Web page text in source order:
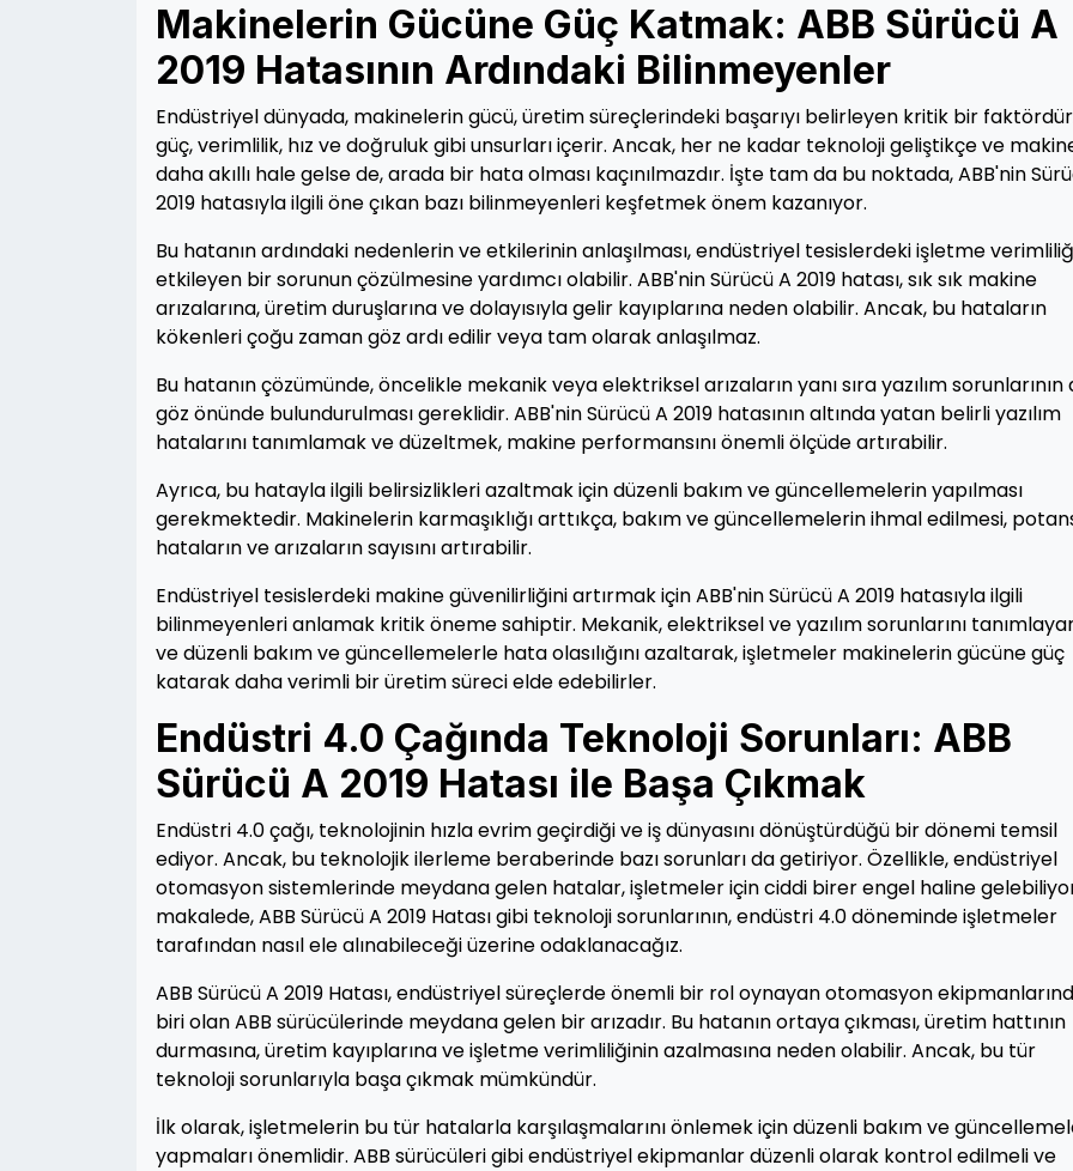
Makinelerin Gücüne Güç Katmak: ABB Sürücü A
2019 Hatasının Ardındaki Bilinmeyenler
Endüstriyel dünyada, makinelerin gücü, üretim süreçlerindeki başarıyı belirleyen kritik bir
güç, verimlilik, hız ve doğruluk gibi unsurları içerir. Ancak, her ne kadar teknoloji geliştikçe ve
daha akıllı hale gelse de, arada bir hata olması kaçınılmazdır. İşte tam da bu noktada, ABB'nin
2019 hatasıyla ilgili öne çıkan bazı bilinmeyenleri keşfetmek önem kazanıyor.
Bu hatanın ardındaki nedenlerin ve etkilerinin anlaşılması, endüstriyel tesislerdeki işletme
etkileyen bir sorunun çözülmesine yardımcı olabilir. ABB'nin Sürücü A 2019 hatası, sık sık makine
arızalarına, üretim duruşlarına ve dolayısıyla gelir kayıplarına neden olabilir. Ancak, bu hataların
kökenleri çoğu zaman göz ardı edilir veya tam olarak anlaşılmaz.
Bu hatanın çözümünde, öncelikle mekanik veya elektriksel arızaların yanı sıra yazılım sorunlarının
göz önünde bulundurulması gereklidir. ABB'nin Sürücü A 2019 hatasının altında yatan belirli yazılım
hatalarını tanımlamak ve düzeltmek, makine performansını önemli ölçüde artırabilir.
Ayrıca, bu hatayla ilgili belirsizlikleri azaltmak için düzenli bakım ve güncellemelerin yapılması
gerekmektedir. Makinelerin karmaşıklığı arttıkça, bakım ve güncellemelerin ihmal edilmesi,
hataların ve arızaların sayısını artırabilir.
Endüstriyel tesislerdeki makine güvenilirliğini artırmak için ABB'nin Sürücü A 2019 hatasıyla ilgili
bilinmeyenleri anlamak kritik öneme sahiptir. Mekanik, elektriksel ve yazılım sorunlarını
ve düzenli bakım ve güncellemelerle hata olasılığını azaltarak, işletmeler makinelerin gücüne güç
katarak daha verimli bir üretim süreci elde edebilirler.
Endüstri 4.0 Çağında Teknoloji Sorunları: ABB
Sürücü A 2019 Hatası ile Başa Çıkmak
Endüstri 4.0 çağı, teknolojinin hızla evrim geçirdiği ve iş dünyasını dönüştürdüğü bir dönemi temsil
ediyor. Ancak, bu teknolojik ilerleme beraberinde bazı sorunları da getiriyor. Özellikle, endüstriyel
otomasyon sistemlerinde meydana gelen hatalar, işletmeler için ciddi birer engel haline
makalede, ABB Sürücü A 2019 Hatası gibi teknoloji sorunlarının, endüstri 4.0 döneminde işletmeler
tarafından nasıl ele alınabileceği üzerine odaklanacağız.
ABB Sürücü A 2019 Hatası, endüstriyel süreçlerde önemli bir rol oynayan otomasyon
biri olan ABB sürücülerinde meydana gelen bir arızadır. Bu hatanın ortaya çıkması, üretim hattının
durmasına, üretim kayıplarına ve işletme verimliliğinin azalmasına neden olabilir. Ancak, bu tür
teknoloji sorunlarıyla başa çıkmak mümkündür.
İlk olarak, işletmelerin bu tür hatalarla karşılaşmalarını önlemek için düzenli bakım ve
yapmaları önemlidir. ABB sürücüleri gibi endüstriyel ekipmanlar düzenli olarak kontrol edilmeli ve